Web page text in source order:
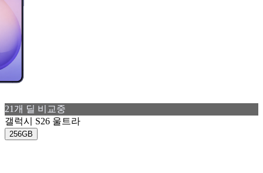
21 개 딜 비교중
갤럭시 S26 울트라
256GB